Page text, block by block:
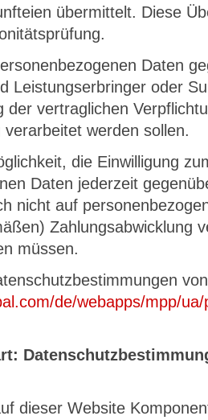
übermittelt. Diese
Daten
Leistungserbringer oder
der vertraglichen
werden sollen.
die Einwilligung
Daten jederzeit
nicht auf
Zahlungsabwicklung
müssen.
de/webapps/mpp/
dieser Website